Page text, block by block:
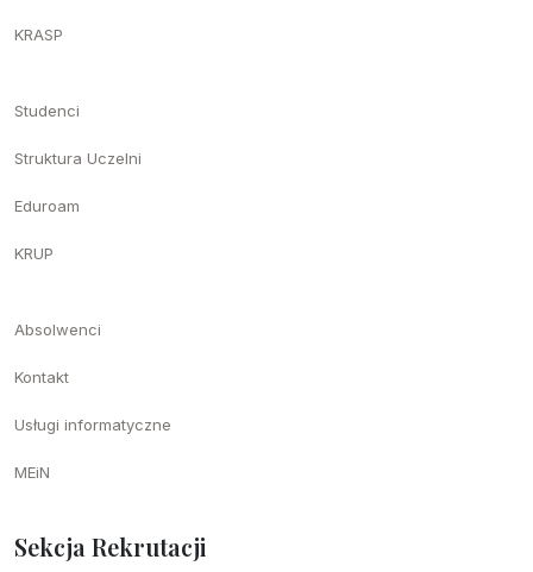
KRASP
Studenci
Struktura Uczelni
Eduroam
KRUP
Absolwenci
Kontakt
Usługi informatyczne
MEiN
Sekcja Rekrutacji